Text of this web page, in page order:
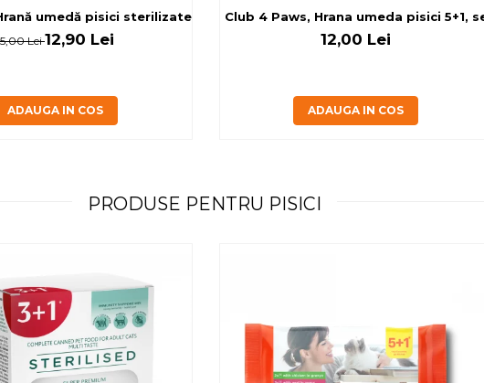
- curcan si pui in sos, set 3+1, 4*0,085kg
umedă pisici sterilizate, diferite arome, (3+1), 0.34kg
Lei12,90 Lei
ADAUGA IN COS
Club 4 Paws, Hrana umeda pisici 5+1,
12,00 Lei
ADAUGA IN COS
PRODUSE PENTRU PISICI